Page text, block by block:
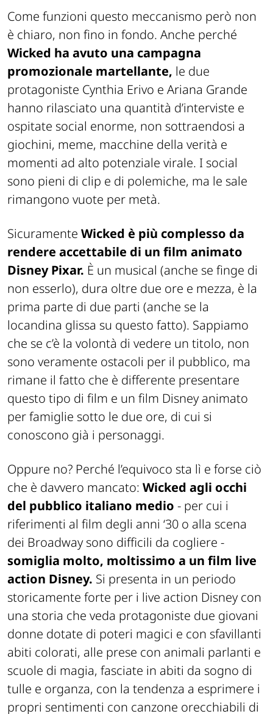
Come funzioni questo meccanismo però non
è chiaro, non fino in fondo. Anche perché
Wicked ha avuto una campagna
promozionale martellante, le due
protagoniste Cynthia Erivo e Ariana Grande
hanno rilasciato una quantità d’interviste e
ospitate social enorme, non sottraendosi a
giochini, meme, macchine della verità e
momenti ad alto potenziale virale. I social
sono pieni di clip e di polemiche, ma le sale
rimangono vuote per metà.
Sicuramente Wicked è più complesso da
rendere accettabile di un film animato
Disney Pixar. È un musical (anche se finge di
non esserlo), dura oltre due ore e mezza, è la
prima parte di due parti (anche se la
locandina glissa su questo fatto). Sappiamo
che se c’è la volontà di vedere un titolo, non
sono veramente ostacoli per il pubblico, ma
rimane il fatto che è differente presentare
questo tipo di film e un film Disney animato
per famiglie sotto le due ore, di cui si
conoscono già i personaggi.
Oppure no? Perché l’equivoco sta lì e forse ciò
che è davvero mancato: Wicked agli occhi
del pubblico italiano medio - per cui i
riferimenti al film degli anni ‘30 o alla scena
dei Broadway sono difficili da cogliere -
somiglia molto, moltissimo a un film live
action Disney. Si presenta in un periodo
storicamente forte per i live action Disney con
una storia che veda protagoniste due giovani
donne dotate di poteri magici e con sfavillanti
abiti colorati, alle prese con animali parlanti e
scuole di magia, fasciate in abiti da sogno di
tulle e organza, con la tendenza a esprimere i
propri sentimenti con canzone orecchiabili di